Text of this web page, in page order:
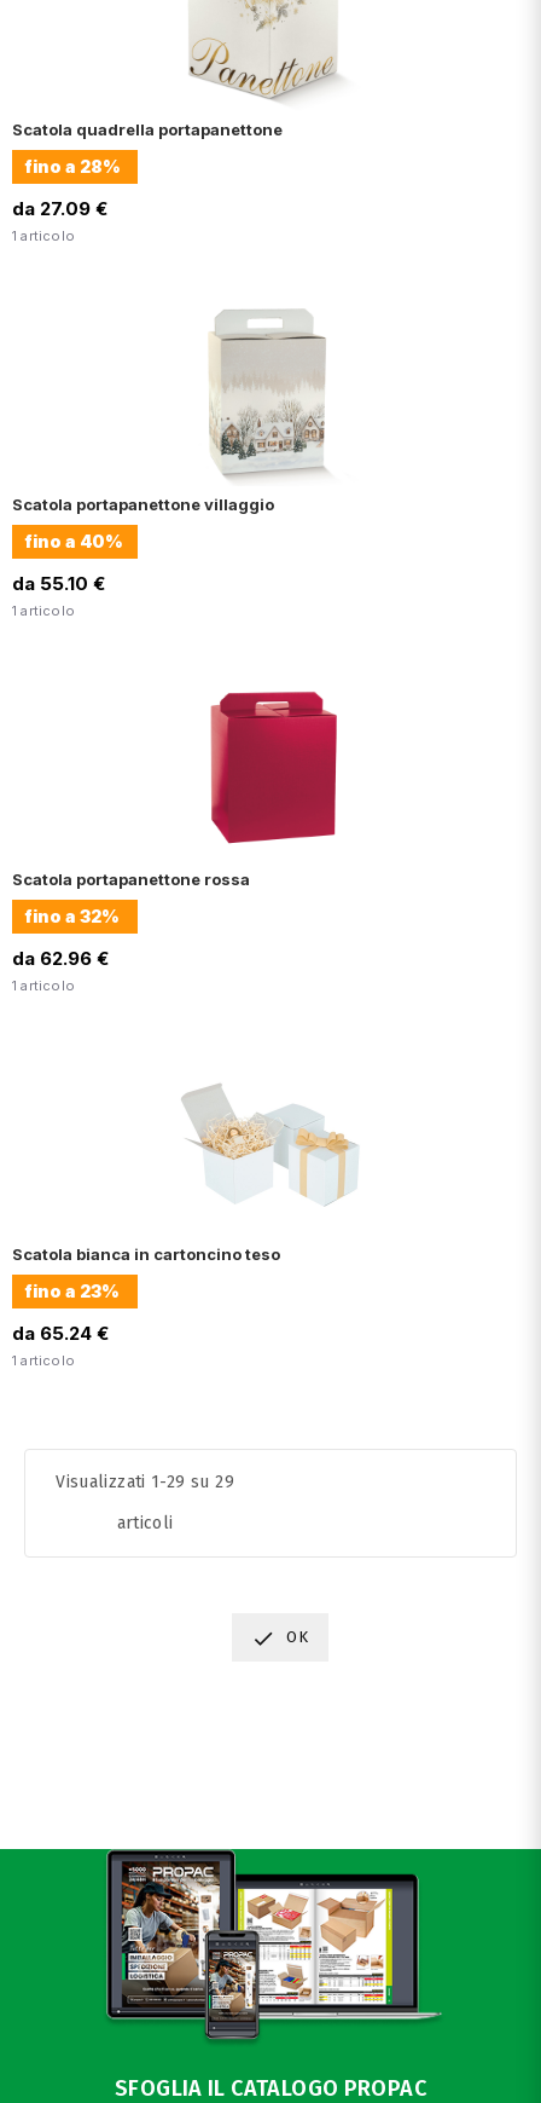
Scatola quadrella portapanettone
fino a 28%
da 27.09 €
1 articolo
Scatola portapanettone villaggio
fino a 40%
da 55.10 €
1 articolo
Scatola portapanettone rossa
fino a 32%
da 62.96 €
1 articolo
Scatola bianca in cartoncino teso
fino a 23%
da 65.24 €
1 articolo
Visualizzati 1-29 su 29
articoli
 OK
SFOGLIA IL CATALOGO PROPAC